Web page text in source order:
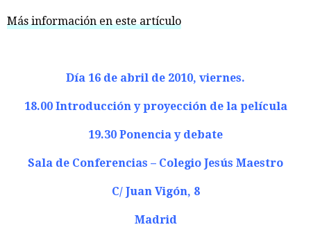
Más información en este artículo
Día 16 de abril de 2010, viernes.
18.00 Introducción y proyección de la película
19.30 Ponencia y debate
Sala de Conferencias – Colegio Jesús Maestro
C/ Juan Vigón, 8
Madrid